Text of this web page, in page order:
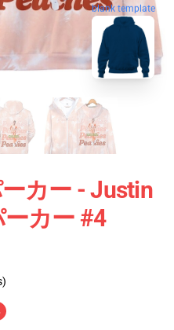
blank template
カー - Justin
カー #4